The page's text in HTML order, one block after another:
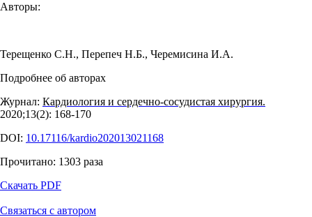
Авторы:
Терещенко С.Н., Перепеч Н.Б., Черемисина И.А.
Подробнее об авторах
Журнал: Кардиология и сердечно-сосудистая хирургия.
2020;13(2): 168‑170
DOI: 10.17116/kardio202013021168
Прочитано: 1303 раза
Скачать PDF
Связаться с автором